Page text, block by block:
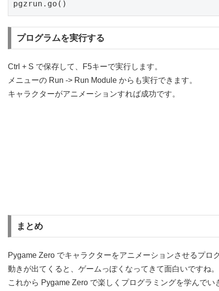
プログラムを実行する
Ctrl + S で保存して、F5キーで実行します。
メニューの Run -> Run Module からも実行できます。
キャラクターがアニメーションすれば成功です。
まとめ
Pygame Zero でキャラクターをアニメーションさせるプロ
動きが出てくると、ゲームっぽくなってきて面白いですね。
これから Pygame Zero で楽しくプログラミングを学んでい